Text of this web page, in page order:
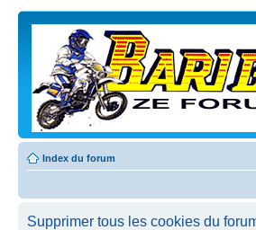
Index du forum
Supprimer tous les cookies du